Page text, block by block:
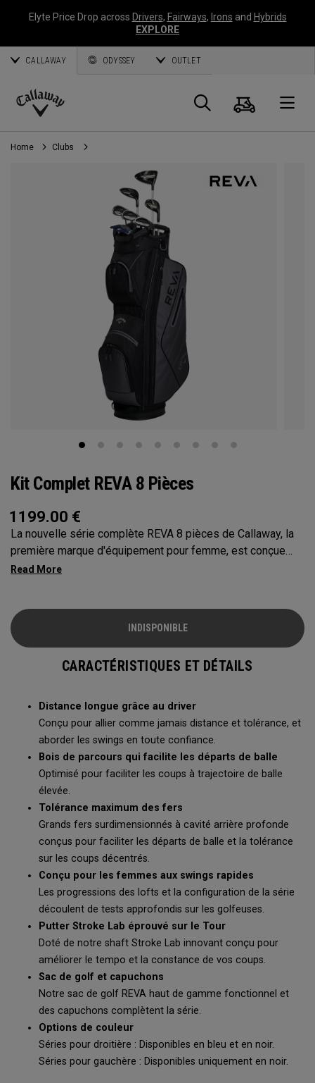
Elyte Price Drop across Drivers, Fairways, Irons and Hybrids
EXPLORE
CALLAWAY ODYSSEY OUTLET
Callaway
Golf
Panier
Home Clubs
Kit Complet REVA 8 Pièces
1199.00 €
La nouvelle série complète REVA 8 pièces de Callaway, la
première marque d'équipement pour femme, est conçue
pour garantir des performances haut de gamme. Cette offre
gagnants et profiter du jeu comme jamais. Cette série
inclut : driver, bois 5, hybride 5, fers 7 et 9, sand-wedge,
putter, sac chariot, et (4) capuchons.
INDISPONIBLE
CARACTÉRISTIQUES ET DÉTAILS
Distance longue grâce au driver
Conçu pour allier comme jamais distance et tolérance, et
aborder les swings en toute confiance.
Bois de parcours qui facilite les départs de balle
Optimisé pour faciliter les coups à trajectoire de balle
élevée.
Tolérance maximum des fers
Grands fers surdimensionnés à cavité arrière profonde
conçus pour faciliter les départs de balle et la tolérance
sur les coups décentrés.
Conçu pour les femmes aux swings rapides
Les progressions des lofts et la configuration de la série
découlent de tests approfondis sur les golfeuses.
Putter Stroke Lab éprouvé sur le Tour
Doté de notre shaft Stroke Lab innovant conçu pour
améliorer le tempo et la constance de vos coups.
Sac de golf et capuchons
Notre sac de golf REVA haut de gamme fonctionnel et
des capuchons complètent la série.
Options de couleur
Séries pour droitière : Disponibles en bleu et en noir.
Séries pour gauchère : Disponibles uniquement en noir.